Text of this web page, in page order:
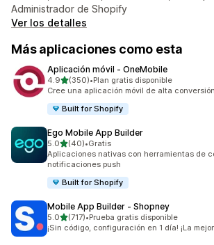
Administrador de Shopify
Ver los detalles
Más aplicaciones como esta
Aplicación móvil ‑ OneMobile
4.9de 5 estrellas
(350)
350 reseñas en total
•Plan gratis disponible
Cree una aplicación móvil de alta
Built for Shopify
Ego Mobile App Builder
5.0de 5 estrellas
(40)
40 reseñas en total
•Gratis
Aplicaciones nativas con herramientas de
notificaciones push
Built for Shopify
Mobile App Builder ‑ Shopney
5.0de 5 estrellas
(717)
717 reseñas en total
•Prueba gratis disponible
¡Sin código, configuración en 1 día! ¡La